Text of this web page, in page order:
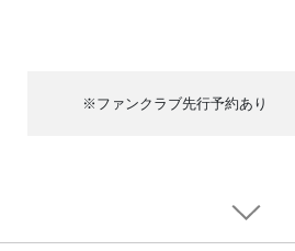
※ファンクラブ先行予約あり